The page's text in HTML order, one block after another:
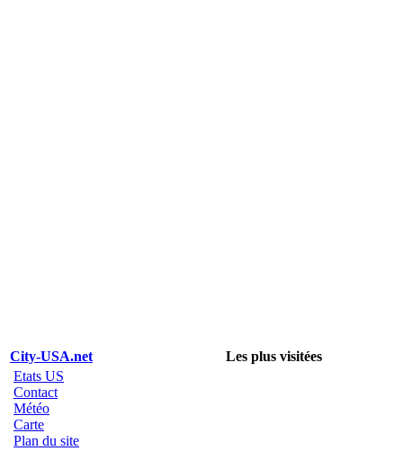
City-USA.net
Les plus visitées
Etats US
Contact
Météo
Carte
Plan du site